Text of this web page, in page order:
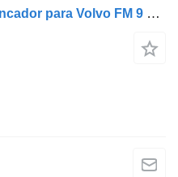
Mitsubishi M009T64972 arrancador para Volvo FM 9 camión